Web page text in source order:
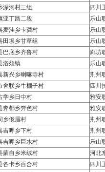
深沟村三组
四川
亚丁路二段
乐山
麦洼乡卡龚村
乐山
田坝乡甘草组
乐山
巴底乡齐鲁村
廊坊
洛须镇
乐山
新兴乡喇嘛寺村
荆州
舍联乡牛棚子村
四川
学乡日中村
雅安
奔都乡奔色村
雅安
乡俄眉村
荆州
吉呷乡下村
荆州
吉呷乡巨水村
乐山
蒙自乡米绒村
河北
各卡乡百合村
四川